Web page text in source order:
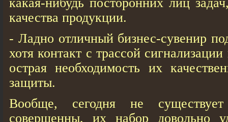
качества продукции.
- Ладно отличный бизнес-сувенир
хотя контакт с трассой
острая необходимость их
защиты.
Вообще, сегодня не
совершенны, их набор довольно